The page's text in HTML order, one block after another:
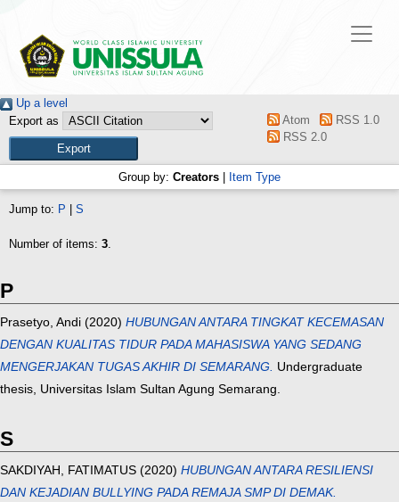
Up a level
Export as
Atom
RSS 1.0
RSS 2.0
Group by: Creators Item Type
Jump to: P S
Number of items: 3.
P
Prasetyo, Andi (2020) HUBUNGAN ANTARA TINGKAT KECEMASAN
DENGAN KUALITAS TIDUR PADA MAHASISWA YANG SEDANG
MENGERJAKAN TUGAS AKHIR DI SEMARANG. Undergraduate
thesis, Universitas Islam Sultan Agung Semarang.
S
SAKDIYAH, FATIMATUS (2020) HUBUNGAN ANTARA RESILIENSI
DAN KEJADIAN BULLYING PADA REMAJA SMP DI DEMAK.